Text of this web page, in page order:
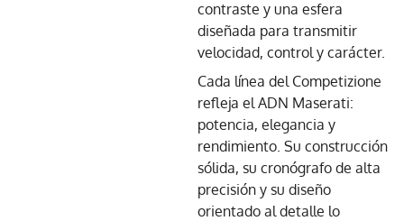
contraste y una esfera
diseñada para transmitir
velocidad, control y carácter.
Cada línea del Competizione
refleja el ADN Maserati:
potencia, elegancia y
rendimiento. Su construcción
sólida, su cronógrafo de alta
precisión y su diseño
orientado al detalle lo